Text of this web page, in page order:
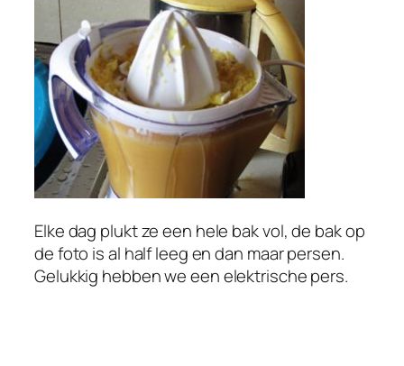
Elke dag plukt ze een hele bak vol, de bak op
de foto is al half leeg en dan maar persen.
Gelukkig hebben we een elektrische pers.